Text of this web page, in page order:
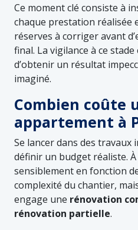
Ce moment clé consiste à
chaque prestation réalisée
réserves à corriger avant
final. La vigilance à ce
d’obtenir un résultat
imaginé.
Combien coûte
appartement à
Se lancer dans des
définir un budget réaliste. À
sensiblement en fonction
complexité du chantier,
engage une rénovation
rénovation partielle.